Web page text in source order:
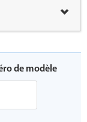
de modèle